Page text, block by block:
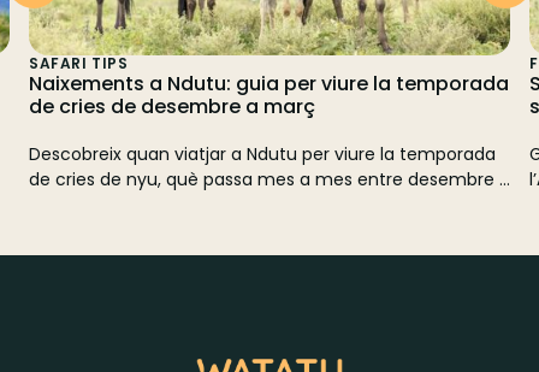
SAFARI TIPS
Naixements a Ndutu: guia per viure la temporada
de cries de desembre a març
Descobreix quan viatjar a Ndutu per viure la temporada
de cries de nyu, què passa mes a mes entre desembre i
emocionants de la Gran Migració.